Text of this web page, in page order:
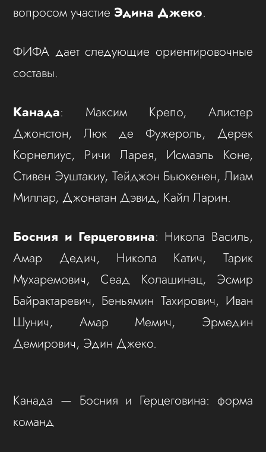
вопросом участие Эдина Джеко.
ФИФА дает следующие ориентировочные
составы.
Канада: Максим Крепо, Алистер
Джонстон, Люк де Фужероль, Дерек
Корнелиус, Ричи Ларея, Исмаэль Коне,
Стивен Эуштакиу, Тейджон Бьюкенен, Лиам
Миллар, Джонатан Дэвид, Кайл Ларин.
Босния и Герцеговина: Никола Василь,
Амар Дедич, Никола Катич, Тарик
Мухаремович, Сеад Колашинац, Эсмир
Байрактаревич, Беньямин Тахирович, Иван
Шунич, Амар Мемич, Эрмедин
Демирович, Эдин Джеко.
Канада — Босния и Герцеговина: форма
команд